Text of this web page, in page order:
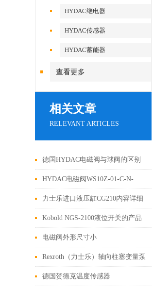
HYDAC继电器
HYDAC传感器
HYDAC蓄能器
查看更多
相关文章
RELEVANT ARTICLES
德国HYDAC电磁阀与球阀的区别
和应用场景要求
HYDAC电磁阀WS10Z-01-C-N-
24DG
力士乐进口液压缸CG210内容详细
介绍
Kobold NGS-2100液位开关的产品
优势
电磁阀外形尺寸小
Rexroth（力士乐）轴向柱塞变量泵
A4VSO的1x和3x系列的工作原理
德国贺德克温度传感器